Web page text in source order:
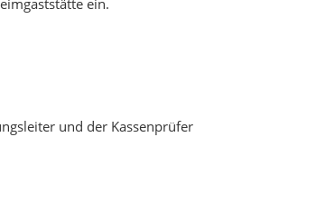
ein.
und der Kassenprüfer